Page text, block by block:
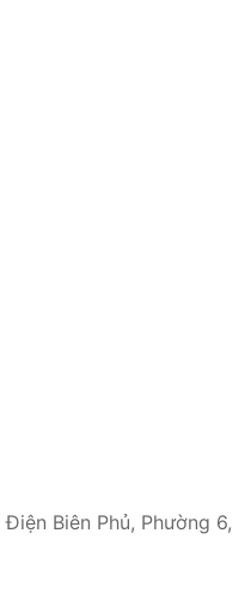
Điện Biên Phủ, Phường 6,